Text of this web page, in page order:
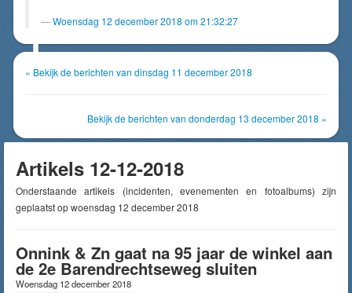
Woensdag 12 december 2018 om 21:32:27
« Bekijk de berichten van dinsdag 11 december 2018
Bekijk de berichten van donderdag 13 december 2018 »
Artikels 12-12-2018
Onderstaande artikels (incidenten, evenementen en fotoalbums) zijn
geplaatst op woensdag 12 december 2018
Onnink & Zn gaat na 95 jaar de winkel aan
de 2e Barendrechtseweg sluiten
Woensdag 12 december 2018